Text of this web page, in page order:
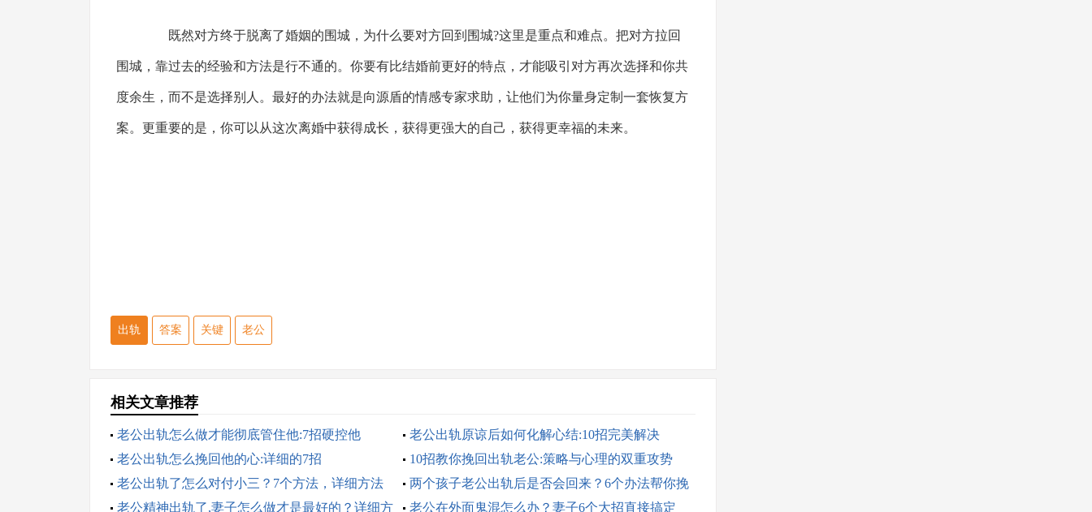
既然对方终于脱离了婚姻的围城，为什么要对方回到围城?这里是重点和难点。把对方拉回
围城，靠过去的经验和方法是行不通的。你要有比结婚前更好的特点，才能吸引对方再次选择和你共
度余生，而不是选择别人。最好的办法就是向源盾的情感专家求助，让他们为你量身定制一套恢复方
案。更重要的是，你可以从这次离婚中获得成长，获得更强大的自己，获得更幸福的未来。
出轨 答案 关键 老公
相关文章推荐
老公出轨怎么做才能彻底管住他:7招硬控他
老公出轨原谅后如何化解心结:10招完美解决
老公出轨怎么挽回他的心:详细的7招
10招教你挽回出轨老公:策略与心理的双重攻势
老公出轨了怎么对付小三？7个方法，详细方法
两个孩子老公出轨后是否会回来？6个办法帮你挽
回
老公精神出轨了,妻子怎么做才是最好的？详细方 老公在外面鬼混怎么办？妻子6个大招直接搞定